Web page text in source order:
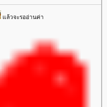
ล้วจะรออ่านค่า